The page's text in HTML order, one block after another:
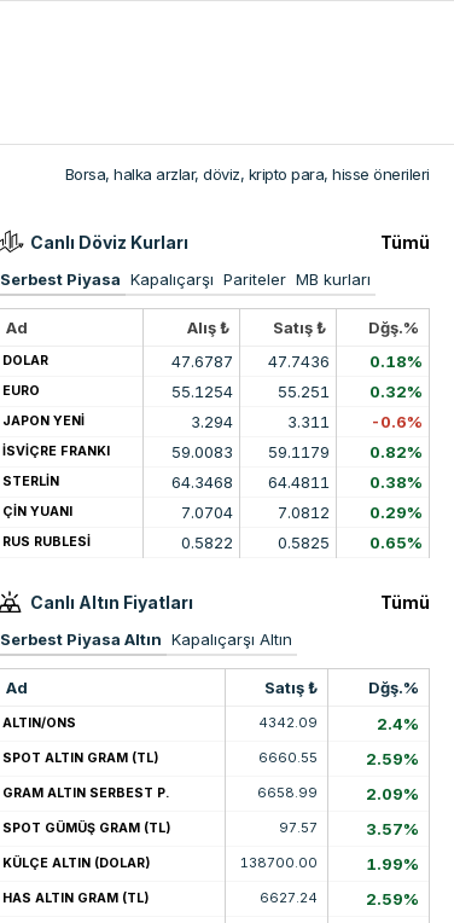
Borsa, halka arzlar, döviz, kripto para, hisse önerileri
Canlı Döviz Kurları Tümü
Serbest Piyasa Kapalıçarşı Pariteler MB kurları
Ad Alış ₺ Satış ₺ Dğş.%
DOLAR 47.6787 47.7436 0.18%
EURO 55.1254 55.251 0.32%
JAPON YENİ 3.294 3.311 -0.6%
İSVİÇRE FRANKI 59.0083 59.1179 0.82%
STERLİN 64.3468 64.4811 0.38%
ÇİN YUANI 7.0704 7.0812 0.29%
RUS RUBLESİ 0.5822 0.5825 0.65%
Canlı Altın Fiyatları Tümü
Serbest Piyasa Altın Kapalıçarşı Altın
Ad Satış ₺ Dğş.%
ALTIN/ONS 4342.09 2.4%
SPOT ALTIN GRAM (TL) 6660.55 2.59%
GRAM ALTIN SERBEST P. 6658.99 2.09%
SPOT GÜMÜŞ GRAM (TL) 97.57 3.57%
KÜLÇE ALTIN (DOLAR) 138700.00 1.99%
HAS ALTIN GRAM (TL) 6627.24 2.59%